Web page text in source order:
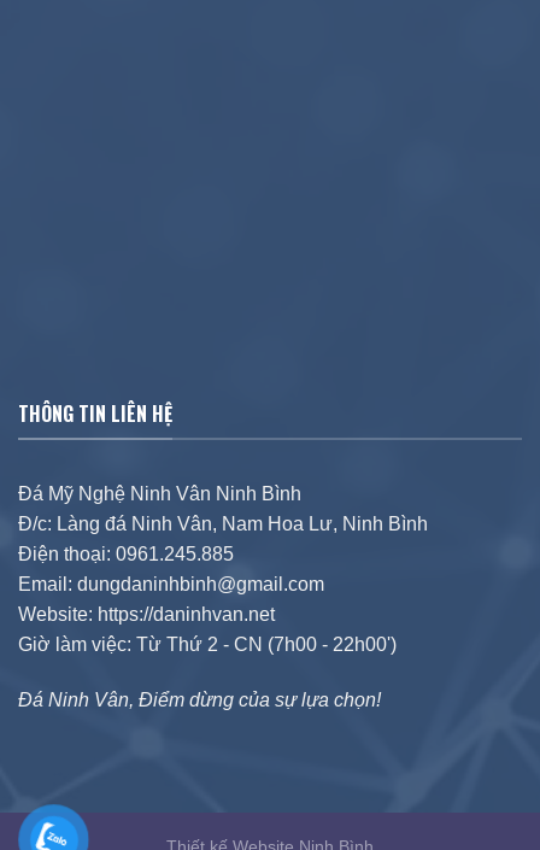
THÔNG TIN LIÊN HỆ
Đá Mỹ Nghệ Ninh Vân Ninh Bình
Đ/c: Làng đá Ninh Vân, Nam Hoa Lư, Ninh Bình
Điện thoại: 0961.245.885
Email: dungdaninhbinh@gmail.com
Website: https://daninhvan.net
Giờ làm việc: Từ Thứ 2 - CN (7h00 - 22h00')
Đá Ninh Vân, Điểm dừng của sự lựa chọn!